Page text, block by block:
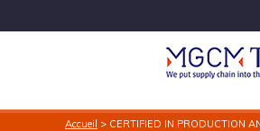
Accueil > CERTIFIED IN PRODUCTION